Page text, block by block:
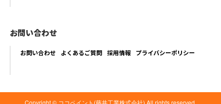
お問い合わせ
お問い合わせ よくあるご質問 採用情報 プライバシーポリシー